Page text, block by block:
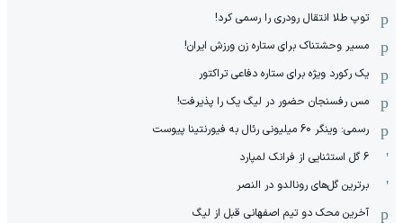
توپ طلا انتقال رودری را رسمی کرد!
مسیر وحشتناک برای ستاره زن ورزش ایران!
یک رکورد ویژه برای ستاره دفاعی تراکتور
مس رفسنجان حضور در لیگ یک را پذیرفت!
رسمی: وینگر 60 میلیونی رئال به فیورنتینا پیوست
6 گل استثنایی از فرانک لمپارد
برترین گل‌های رونالدو در النصر
آخرین محک دو تیم اصفهانی قبل از لیگ